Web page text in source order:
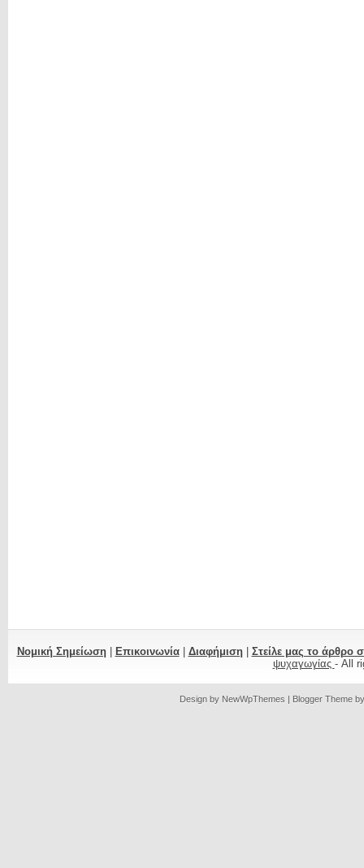
Νομική Σημείωση| Επικοινωνία| Διαφήμιση| Στείλε μας το άρθρο
ψυχαγωγίας - All
Design by NewWpThemes | Blogger Theme